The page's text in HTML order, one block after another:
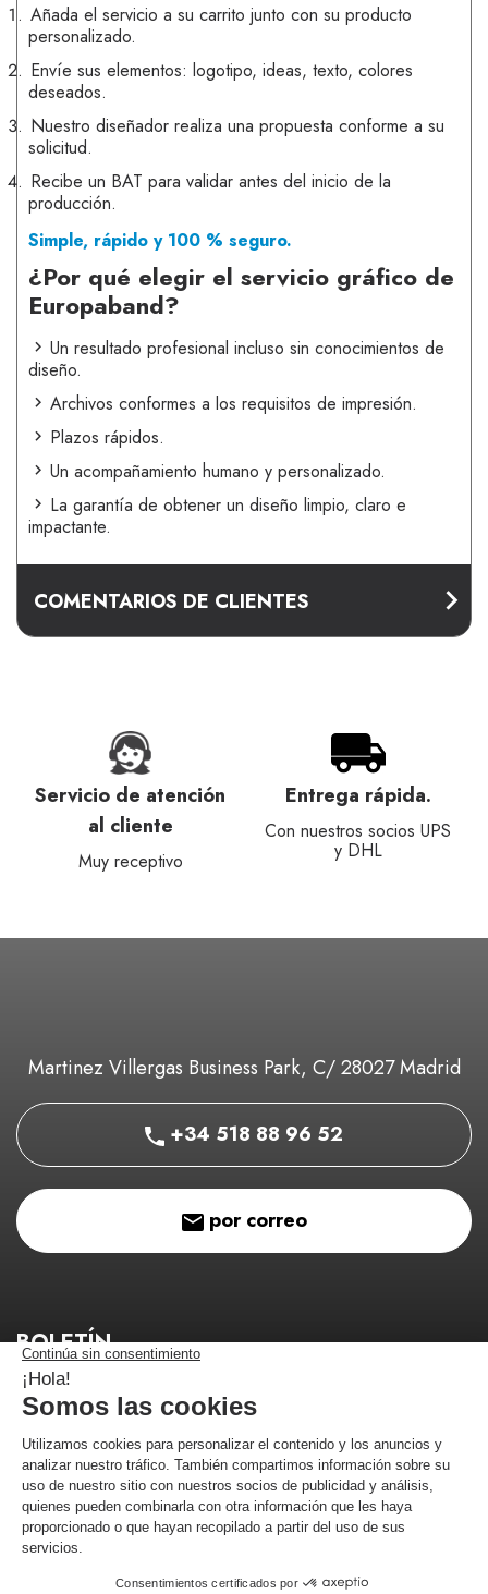
Añada el servicio a su carrito junto con su producto
personalizado.
Envíe sus elementos: logotipo, ideas, texto, colores
deseados.
Nuestro diseñador realiza una propuesta conforme a su
solicitud.
Recibe un BAT para validar antes del inicio de la
producción.
Simple, rápido y 100 % seguro.
¿Por qué elegir el servicio gráfico de
Europaband?
Un resultado profesional incluso sin conocimientos de
diseño.
Archivos conformes a los requisitos de impresión.
Plazos rápidos.
Un acompañamiento humano y personalizado.
La garantía de obtener un diseño limpio, claro e
impactante.
COMENTARIOS DE CLIENTES
Servicio de atención
al cliente
Muy receptivo
Entrega rápida.
Con nuestros socios UPS
y DHL
Martinez Villergas Business Park, C/ 28027 Madrid
+34 518 88 96 52
por correo
BOLETÍN
¡Manténgase informado de nuestros buenos planes!
¡Me estoy registrando!
Comerciante aprobado por la Sociedad de Opiniones Contrastadas,
clic aquí para mostrar el certificado